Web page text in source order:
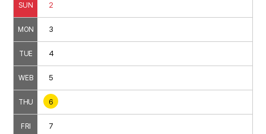
SUN 2
MON 3
TUE 4
WEB 5
THU 6
FRI 7